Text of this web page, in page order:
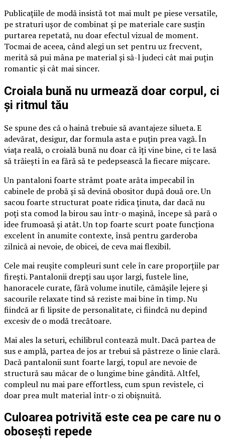
Publicațiile de modă insistă tot mai mult pe piese versatile,
pe straturi ușor de combinat și pe materiale care susțin
purtarea repetată, nu doar efectul vizual de moment.
Tocmai de aceea, când alegi un set pentru uz frecvent,
merită să pui mâna pe material și să-l judeci cât mai puțin
romantic și cât mai sincer.
Croiala bună nu urmează doar corpul, ci
și ritmul tău
Se spune des că o haină trebuie să avantajeze silueta. E
adevărat, desigur, dar formula asta e puțin prea vagă. În
viața reală, o croială bună nu doar că îți vine bine, ci te lasă
să trăiești în ea fără să te pedepsească la fiecare mișcare.
Un pantaloni foarte strâmt poate arăta impecabil în
cabinele de probă și să devină obositor după două ore. Un
sacou foarte structurat poate ridica ținuta, dar dacă nu
poți sta comod la birou sau într-o mașină, începe să pară o
idee frumoasă și atât. Un top foarte scurt poate funcționa
excelent în anumite contexte, însă pentru garderoba
zilnică ai nevoie, de obicei, de ceva mai flexibil.
Cele mai reușite compleuri sunt cele în care proporțiile par
firești. Pantalonii drepți sau ușor largi, fustele line,
hanoracele curate, fără volume inutile, cămășile lejere și
sacourile relaxate tind să reziste mai bine în timp. Nu
fiindcă ar fi lipsite de personalitate, ci fiindcă nu depind
excesiv de o modă trecătoare.
Mai ales la seturi, echilibrul contează mult. Dacă partea de
sus e amplă, partea de jos ar trebui să păstreze o linie clară.
Dacă pantalonii sunt foarte largi, topul are nevoie de
structură sau măcar de o lungime bine gândită. Altfel,
compleul nu mai pare effortless, cum spun revistele, ci
doar prea mult material într-o zi obișnuită.
Culoarea potrivită este cea pe care nu o
obosești repede